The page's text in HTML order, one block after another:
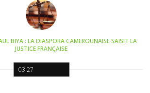
03:27
BIYA : LA DIASPORA CAMEROUNAISE SAISIT LA
JUSTICE FRANÇAISE